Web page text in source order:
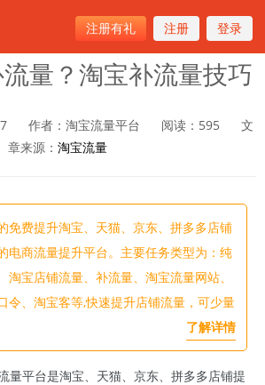
注册有礼 注册 登录
量？淘宝补流量技巧
作者：淘宝流量平台 阅读： 595
文
章来源： 淘宝流量
免费提升淘宝、天猫、京东、拼多多店铺
电商流量提升平台。主要任务类型为：纯
淘宝店铺流量、补流量、淘宝流量网站、
令、淘宝客等,快速提升店铺流量，可少量
了解详情
量平台是淘宝、天猫、京东、拼多多店铺提